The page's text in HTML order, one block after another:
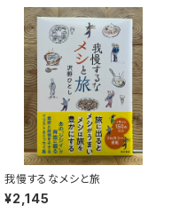
我慢するなメシと旅
¥2,145